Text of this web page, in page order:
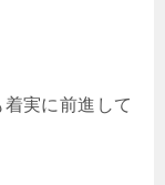
実に前進して